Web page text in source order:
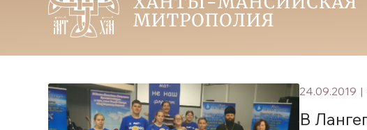
24.09.2019 |
В